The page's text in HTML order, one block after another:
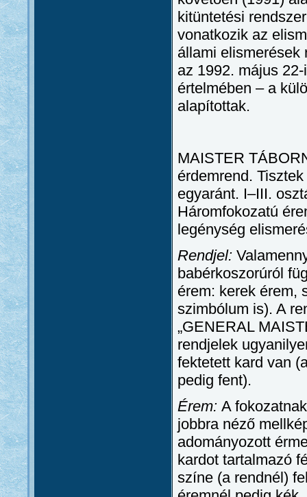
kitüntetési
vonatkozik az
állami elismerések
az 1992. május
értelmében – a
alapítottak.
MAISTER
érdemrend.
egyaránt. I–III.
Háromfokozatú
legénység
Rendjel:
babérkoszorúról
érem: kerek érem,
szimbólum is). A
„GENERAL
rendjelek
fektetett kard van
pedig fent).
Érem: A
jobbra néző
adományozott
kardot tartalmazó
színe (a rendnél)